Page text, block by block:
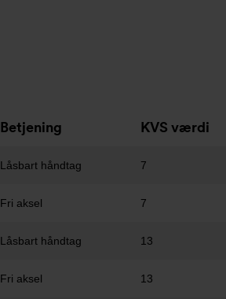
Betjening KVS værdi
Låsbart håndtag 7
Fri aksel 7
Låsbart håndtag 13
Fri aksel 13